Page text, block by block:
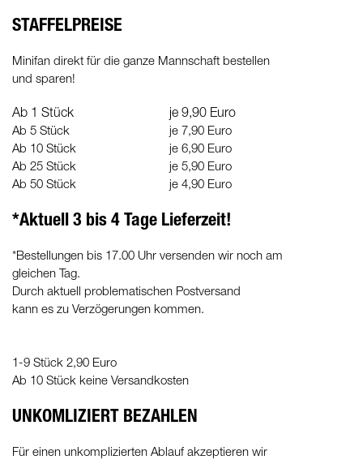
STAFFELPREISE
Minifan direkt für die ganze Mannschaft bestellen
und sparen!
Ab 1 Stück je 9,90 Euro
Ab 5 Stück
je 7,90 Euro
Ab 10 Stück
je 6,90 Euro
Ab 25 Stück
je 5,90 Euro
Ab 50 Stück
je 4,90 Euro
*Aktuell 3 bis 4 Tage Lieferzeit!
*Bestellungen bis 17.00 Uhr versenden wir noch am
gleichen Tag.
Durch aktuell problematischen Postversand
kann es zu Verzögerungen kommen.
1-9 Stück 2,90 Euro
Ab 10 Stück keine Versandkosten
UNKOMLIZIERT BEZAHLEN
Für einen unkomplizierten Ablauf akzeptieren wir